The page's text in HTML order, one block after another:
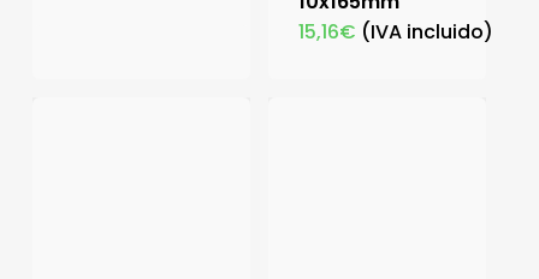
15,16€ (IVA incluido)